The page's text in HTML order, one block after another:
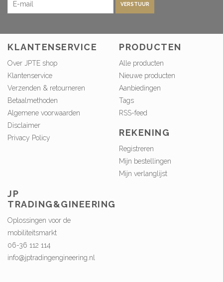
VERSTUUR
KLANTENSERVICE
Over JPTE shop
Klantenservice
Verzenden & retourneren
Betaalmethoden
Algemene voorwaarden
Disclaimer
Privacy Policy
PRODUCTEN
Alle producten
Nieuwe producten
Aanbiedingen
Tags
RSS-feed
REKENING
Registreren
Mijn bestellingen
Mijn verlanglijst
JP
TRADING&GINEERING
Oplossingen voor de
mobiliteitsmarkt
06-36 112 114
info@jptradingengineering.nl